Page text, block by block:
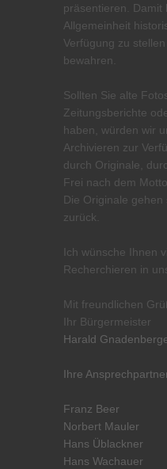
präsentieren. Damit
Allgemeinheit
Verfügung zu
bewahren.
Sollten Sie alte
Zeitungsberichte
haben, würden wir
Archivieren zur
durch Originale,
Frei nach dem
Die Originale
zurück.
Ich wünsche Ihnen
Recherchieren in
Mit freundlichen
Ihr Bürgermeister
Harald
Ihre
Franz Beer
Norbert Mauler
Hans Üblackner
Hans Wachauer